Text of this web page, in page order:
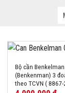
Bộ cần Benkelman
(Benkenman) 3
theo TCVN (